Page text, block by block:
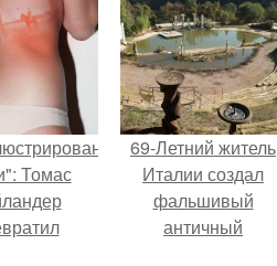
Томас
69-Летний житель
Италии создал
фальшивый
античный